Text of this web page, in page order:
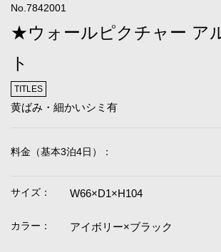
No.7842001
★ウォールピクチャー ア
ト
TITLES
黄ばみ・細かいシミ有
料金（基本3泊4日）：
サイズ： W66×D1×H104
カラー： アイボリー×ブラック